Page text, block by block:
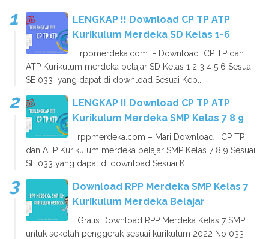
LENGKAP !! Download CP TP ATP
Kurikulum Merdeka SD Kelas 1-6
rppmerdeka.com - Download CP TP dan
ATP Kurikulum merdeka belajar SD Kelas 1 2 3 4 5 6 Sesuai
SE 033 yang dapat di download Sesuai Kep...
LENGKAP !! Download CP TP ATP
Kurikulum Merdeka SMP Kelas 7 8 9
rppmerdeka.com – Mari Download CP TP
dan ATP Kurikulum merdeka belajar SMP Kelas 7 8 9 Sesuai
SE 033 yang dapat di download Sesuai K...
Download RPP Merdeka SMP Kelas 7
Kurikulum Merdeka Belajar
Gratis Download RPP Merdeka Kelas 7 SMP
untuk sekolah penggerak sesuai kurikulum 2022 No 033